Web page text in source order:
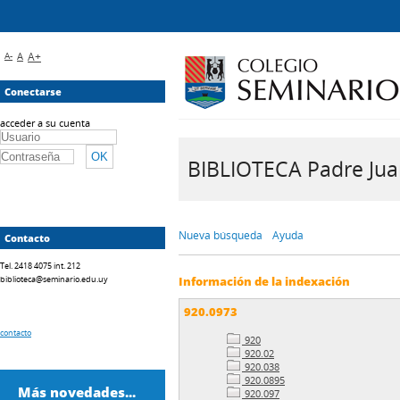
BIBLIOTECA Padre
Nueva búsqueda Ayuda
Información de la indexación
920.0973
920
920.02
920.038
920.0895
920.097
A- A A+
Conectarse
acceder a su cuenta
Contacto
Tel. 2418 4075 int. 212
biblioteca@seminario.edu.uy
contacto
Más novedades...